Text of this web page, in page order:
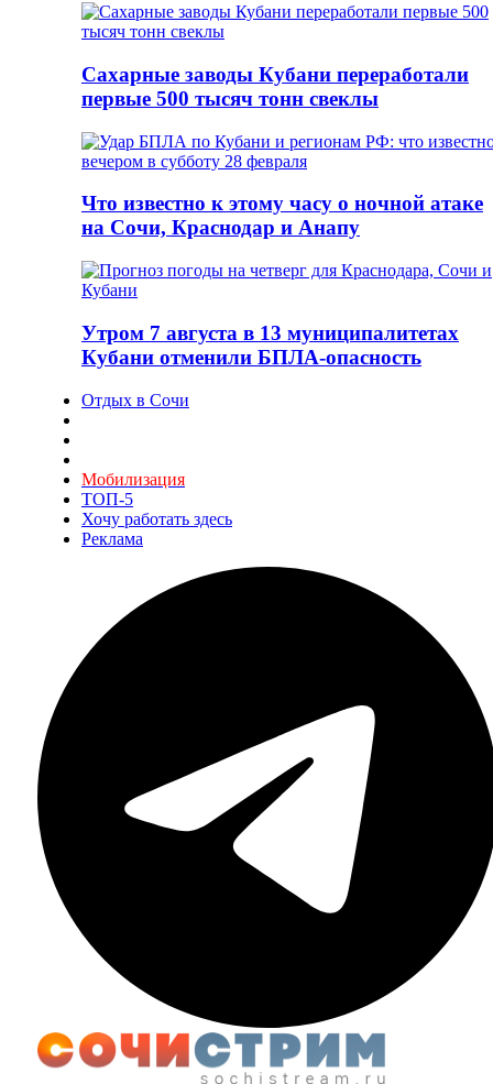
Сахарные заводы Кубани переработали
первые 500 тысяч тонн свеклы
Что известно к этому часу о ночной атаке
на Сочи, Краснодар и Анапу
Утром 7 августа в 13 муниципалитетах
Кубани отменили БПЛА-опасность
Отдых в Сочи
Мобилизация
ТОП-5
Хочу работать здесь
Реклама